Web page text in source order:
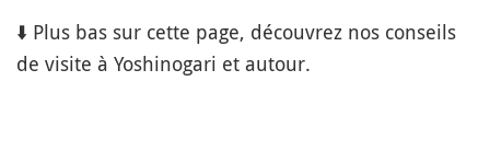
⬇️ Plus bas sur cette page, découvrez nos conseils
de visite à Yoshinogari et autour.